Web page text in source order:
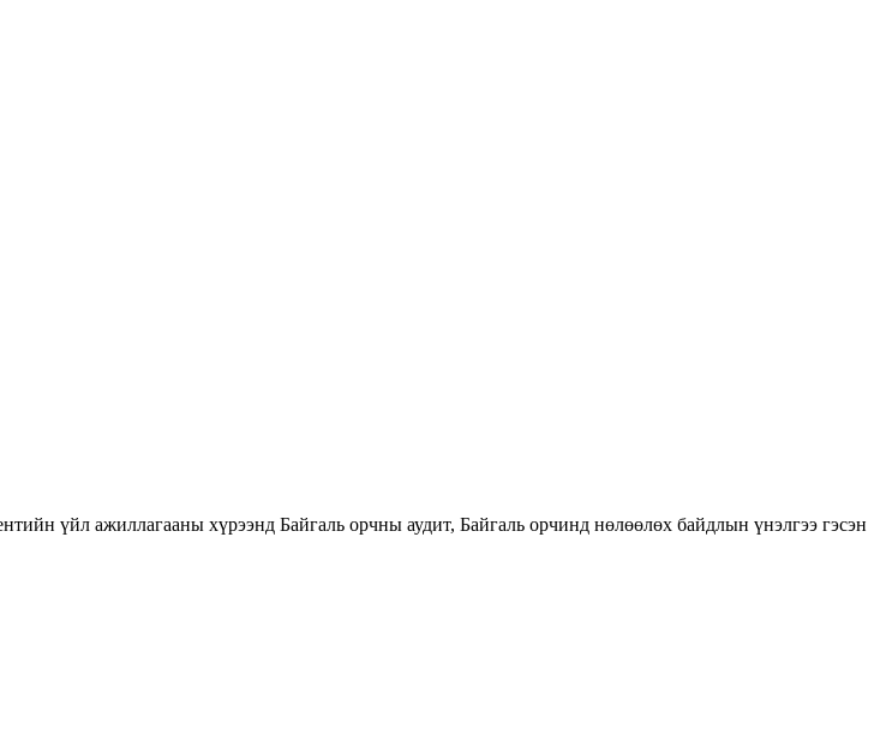
үйл ажиллагааны хүрээнд Байгаль орчны аудит, Байгаль орчинд нөлөөлөх байдлын үнэлгээ гэсэн